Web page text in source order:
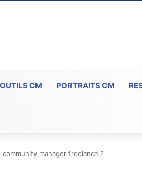
OUTILS CM PORTRAITS CM
community manager freelance ?